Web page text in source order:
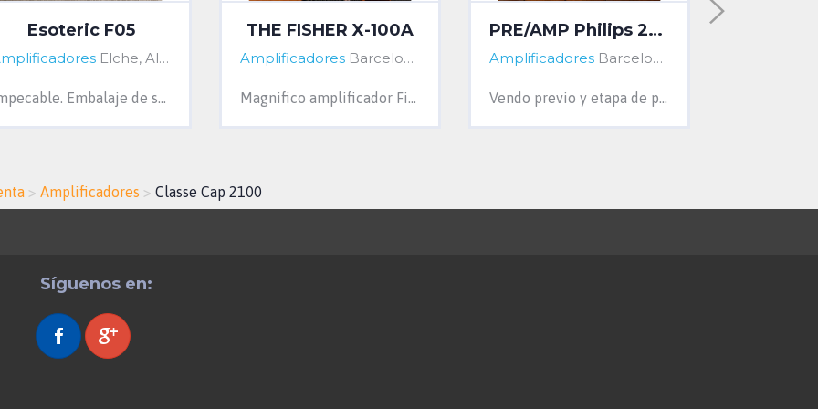
Esoteric F05
Elche, Alicante, Spain
Impecable. Embalaje de su hermano F01 pero válido igualmente. Se puede recoger material hifi o apple como parte de pago. PVP 12.999€ Magnífi...
THE FISHER X-100A
Amplificadores Barcelona, Barcelona, Spain
Magnifico amplificador Fisher X-100-A de los 60, en estupendas condiciones estéticas. Se le han sustituido todos los condensadores, y puesto...
PRE/AMP Philips 22AH280 y 22AH380 BLACK TULIP
Amplificadores Barcelona, Barcelona, Spain
Vendo previo y etapa de potencia vintage Philips 22AH280 y 22AH380 de la serie de referencia Black Tulip. Delicioso y musical sonido, a válv...
> Amplificadores > Classe Cap 2100
Síguenos en: